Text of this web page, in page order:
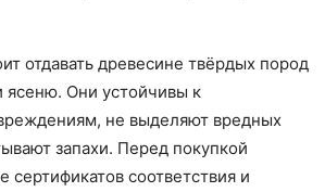
отдавать древесине твёрдых пород
ясеню. Они устойчивы к
не выделяют вредных
запахи. Перед покупкой
сертификатов соответствия и